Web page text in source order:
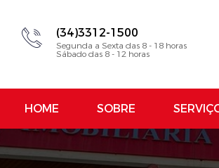
(34)3312-1500
Segunda a Sexta das 8 - 18 horas
Sábado das 8 - 12 horas
HOME SOBRE